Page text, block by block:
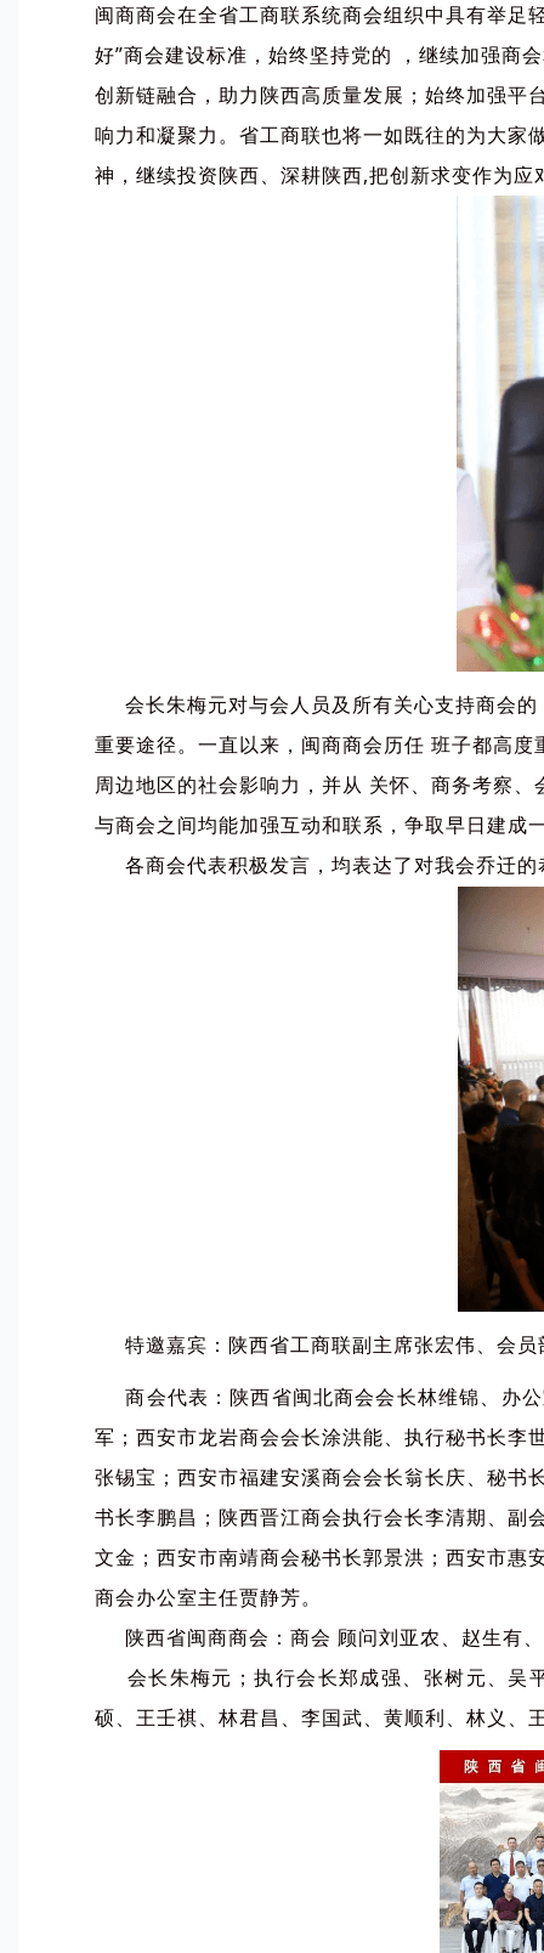
闽商商会在全省工商联系统商会组织中具有举足
好”商会建设标准，始终坚持党的 ，继续加强商
创新链融合，助力陕西高质量发展；始终加强平
响力和凝聚力。省工商联也将一如既往的为大家
神，继续投资陕西、深耕陕西,把创新求变作为
会长朱梅元对与会人员及所有关心支持商会的
重要途径。一直以来，闽商商会历任 班子都高度
周边地区的社会影响力，并从 关怀、商务考察
与商会之间均能加强互动和联系，争取早日建成
各商会代表积极发言，均表达了对我会乔迁的
特邀嘉宾：陕西省工商联副主席张宏伟、会员
商会代表：陕西省闽北商会会长林维锦、办公
军；西安市龙岩商会会长涂洪能、执行秘书长李
张锡宝；西安市福建安溪商会会长翁长庆、秘书
书长李鹏昌；陕西晋江商会执行会长李清期、副
文金；西安市南靖商会秘书长郭景洪；西安市惠
商会办公室主任贾静芳。
陕西省闽商商会：商会 顾问刘亚农、赵生有、
会长朱梅元；执行会长郑成强、张树元、吴
硕、王壬祺、林君昌、李国武、黄顺利、林义、